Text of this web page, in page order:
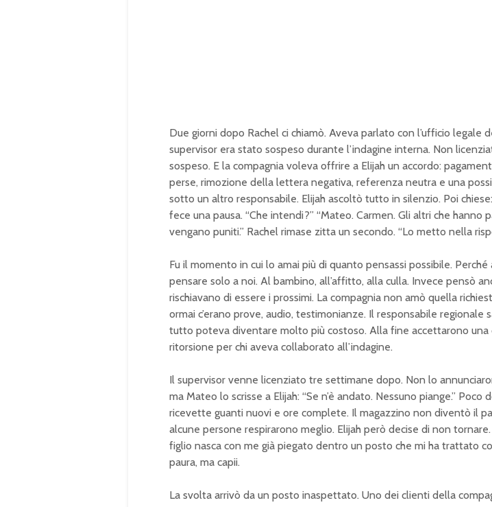
Due giorni dopo Rachel ci chiamò. Aveva parlato con l’ufficio legale
supervisor era stato sospeso durante l’indagine interna. Non
sospeso. E la compagnia voleva offrire a Elijah un accordo:
perse, rimozione della lettera negativa, referenza neutra e una
sotto un altro responsabile. Elijah ascoltò tutto in silenzio. Poi chiese:
fece una pausa. “Che intendi?” “Mateo. Carmen. Gli altri che hanno
vengano puniti.” Rachel rimase zitta un secondo. “Lo metto nella
Fu il momento in cui lo amai più di quanto pensassi possibile.
pensare solo a noi. Al bambino, all’affitto, alla culla. Invece pensò
rischiavano di essere i prossimi. La compagnia non amò quella
ormai c’erano prove, audio, testimonianze. Il responsabile regionale
tutto poteva diventare molto più costoso. Alla fine accettarono una
ritorsione per chi aveva collaborato all’indagine.
Il supervisor venne licenziato tre settimane dopo. Non lo
ma Mateo lo scrisse a Elijah: “Se n’è andato. Nessuno piange.” Poco
ricevette guanti nuovi e ore complete. Il magazzino non diventò il
alcune persone respirarono meglio. Elijah però decise di non
figlio nasca con me già piegato dentro un posto che mi ha trattato
paura, ma capii.
La svolta arrivò da un posto inaspettato. Uno dei clienti della